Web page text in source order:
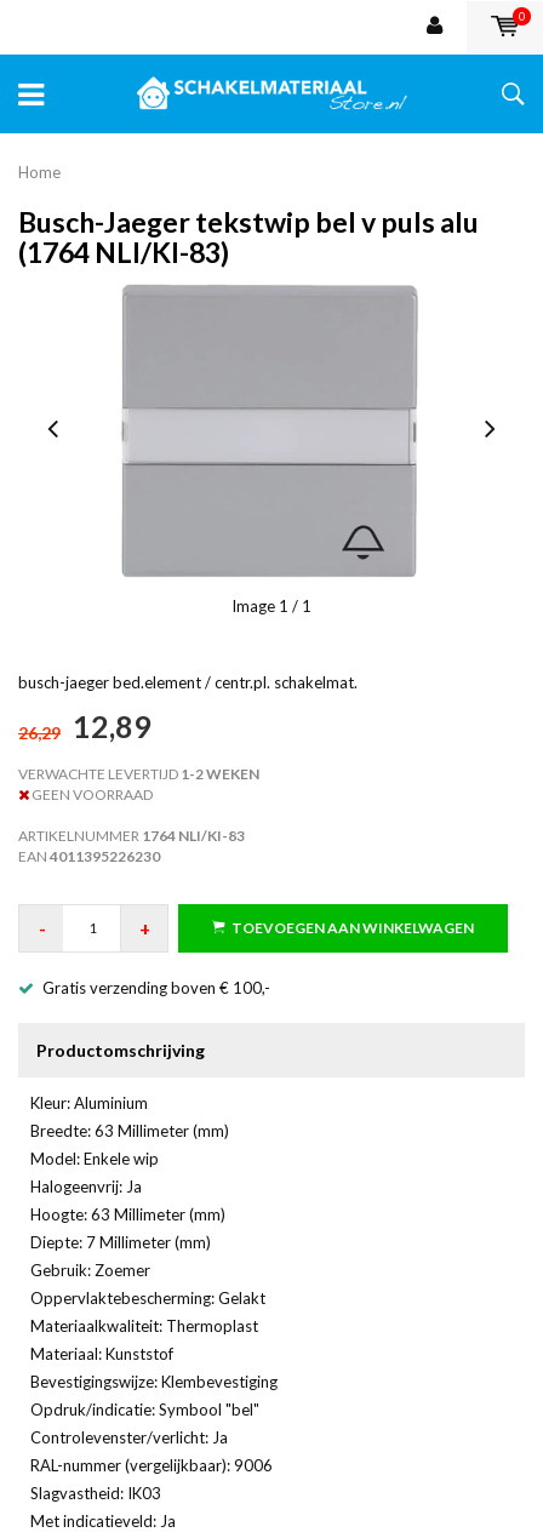
0
Home
Busch-Jaeger tekstwip bel v puls alu
(1764 NLI/KI-83)
Image 1 / 1
busch-jaeger bed.element / centr.pl. schakelmat.
26,29 12,89
VERWACHTE LEVERTIJD 1-2 WEKEN
GEEN VOORRAAD
ARTIKELNUMMER 1764 NLI/KI-83
EAN 4011395226230
- + TOEVOEGEN AAN WINKELWAGEN
Gratis verzending boven € 100,-
Productomschrijving
Kleur: Aluminium
Breedte: 63 Millimeter (mm)
Model: Enkele wip
Halogeenvrij: Ja
Hoogte: 63 Millimeter (mm)
Diepte: 7 Millimeter (mm)
Gebruik: Zoemer
Oppervlaktebescherming: Gelakt
Materiaalkwaliteit: Thermoplast
Materiaal: Kunststof
Bevestigingswijze: Klembevestiging
Opdruk/indicatie: Symbool "bel"
Controlevenster/verlicht: Ja
RAL-nummer (vergelijkbaar): 9006
Slagvastheid: IK03
Met indicatieveld: Ja